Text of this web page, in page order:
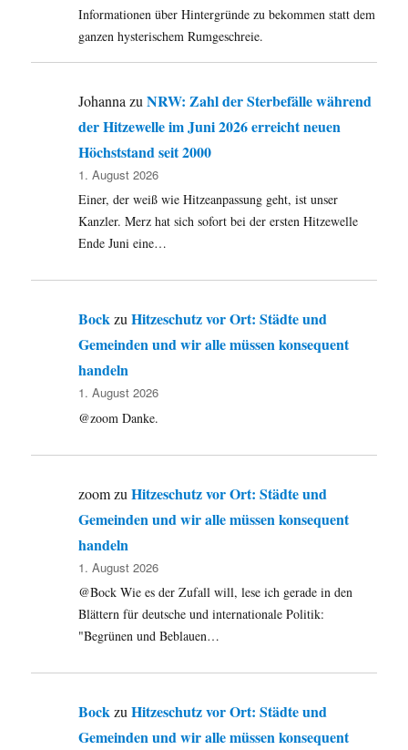
runzelig
sind,
eine
vernünftige
Überschrift.
Informationen über Hintergründe zu bekommen statt dem
ganzen hysterischem Rumgeschreie.
JohannazuNRW: Zahl der Sterbefälle während
der Hitzewelle im Juni 2026 erreicht neuen
Höchststand seit 2000
1. August 2026
Einer, der weiß wie Hitzeanpassung geht, ist unser
Kanzler. Merz hat sich sofort bei der ersten Hitzewelle
Ende Juni eine…
BockzuHitzeschutz vor Ort: Städte und
Gemeinden und wir alle müssen konsequent
handeln
1. August 2026
@zoom Danke.
zoomzuHitzeschutz vor Ort: Städte und
Gemeinden und wir alle müssen konsequent
handeln
1. August 2026
@Bock Wie es der Zufall will, lese ich gerade in den
Blättern für deutsche und internationale Politik:
"Begrünen und Beblauen…
Bock zuHitzeschutz vor Ort: Städte und
Gemeinden und wir alle müssen konsequent